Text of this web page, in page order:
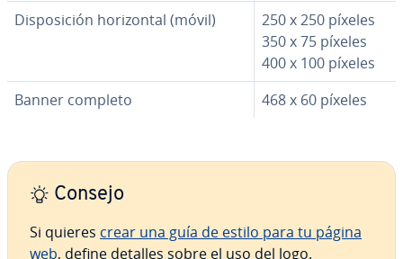
Di­s­po­si­ción ho­ri­zo­n­tal (móvil)
250 x 250 píxeles
350 x 75 píxeles
400 x 100 píxeles
Banner completo
468 x 60 píxeles
Consejo
Si quieres crear una guía de estilo para tu página
web, define detalles sobre el uso del logo.